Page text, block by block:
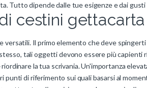
Tutto dipende dalle tue esigenze e dai
cestini gettacarta
Il primo elemento che deve
tali oggetti devono essere più capienti
la tua scrivania. Un'importanza
punti di riferimento sui quali basarsi al